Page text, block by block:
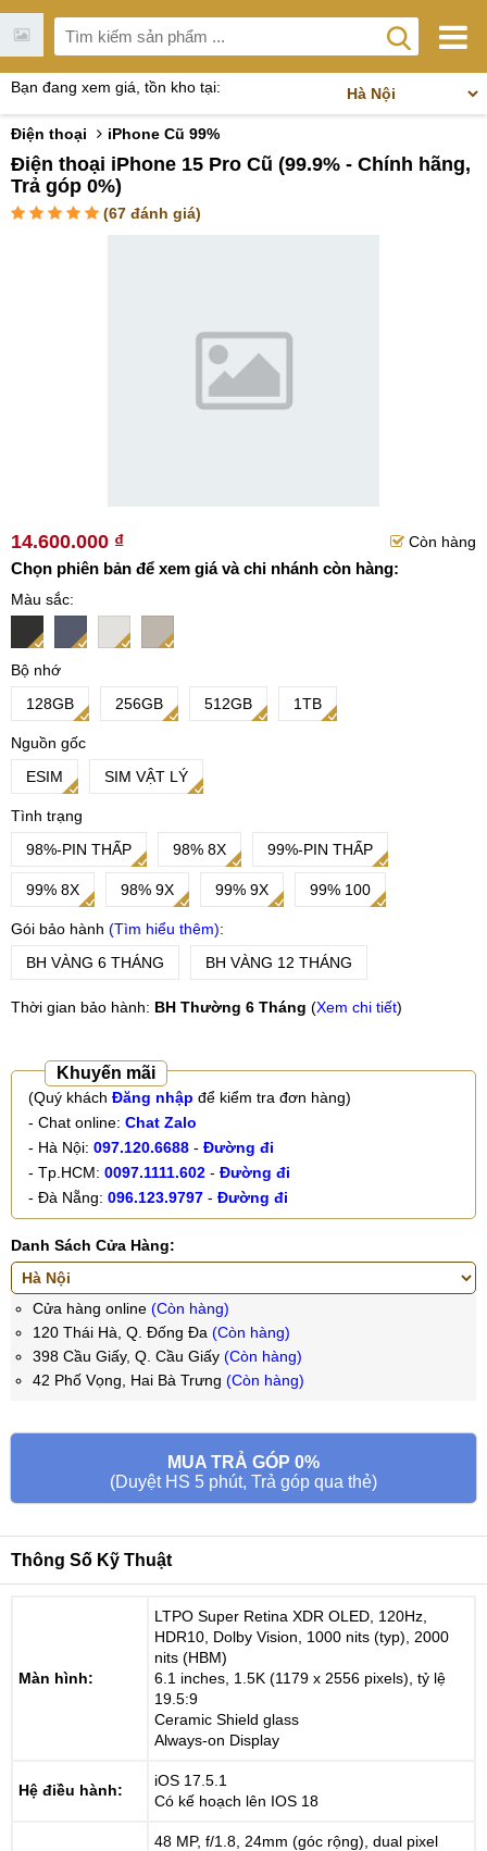
Bạn đang xem giá, tồn kho tại:
Điện thoại iPhone Cũ 99%
Điện thoại iPhone 15 Pro Cũ (99.9% - Chính hãng,
Trả góp 0%)
(67 đánh giá)
14.600.000 ₫ Còn hàng
Chọn phiên bản để xem giá và chi nhánh còn hàng:
Màu sắc
Bộ nhớ
128GB
256GB 512GB 1TB
Nguồn gốc
ESIM
SIM VẬT LÝ
Tình trạng
98%-PIN THẤP
98% 8X 99%-PIN THẤP
99% 8X 98% 9X 99% 9X 99% 100
Gói bảo hành
Tìm hiểu thêm
BH VÀNG 6 THÁNG
BH VÀNG 12 THÁNG
Thời gian bảo hành: BH Thường 6 Tháng (Xem chi tiết)
Khuyến mãi
(Quý khách Đăng nhập để kiểm tra đơn hàng)
- Chat online: Chat Zalo
- Hà Nội: 097.120.6688 - Đường đi
- Tp.HCM: 0097.1111.602 - Đường đi
- Đà Nẵng: 096.123.9797 - Đường đi
Danh Sách Cửa Hàng:
Cửa hàng online (Còn hàng)
120 Thái Hà, Q. Đống Đa (Còn hàng)
398 Cầu Giấy, Q. Cầu Giấy (Còn hàng)
42 Phố Vọng, Hai Bà Trưng (Còn hàng)
MUA TRẢ GÓP 0%
(Duyệt HS 5 phút, Trả góp qua thẻ)
Thông Số Kỹ Thuật
Màn hình:
LTPO Super Retina XDR OLED, 120Hz,
HDR10, Dolby Vision, 1000 nits (typ), 2000
nits (HBM)
6.1 inches, 1.5K (1179 x 2556 pixels), tỷ lệ
19.5:9
Ceramic Shield glass
Always-on Display
Hệ điều hành:
iOS 17.5.1
Có kế hoạch lên IOS 18
48 MP, f/1.8, 24mm (góc rộng), dual pixel